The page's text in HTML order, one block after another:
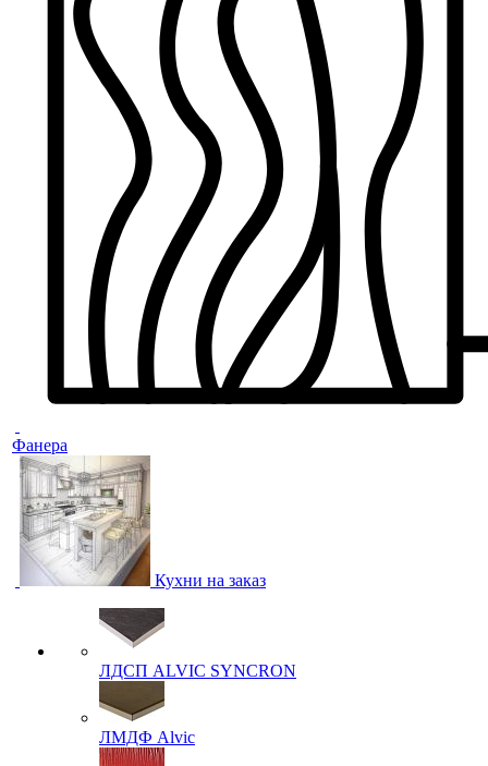
Фанера
Кухни на заказ
ЛДСП ALVIC SYNCRON
ЛМДФ Alvic